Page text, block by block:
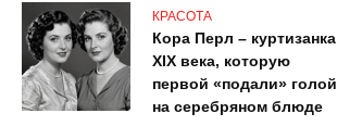
КРАСОТА
Кора Перл – куртизанка
XIX века, которую
первой «подали» голой
на серебряном блюде